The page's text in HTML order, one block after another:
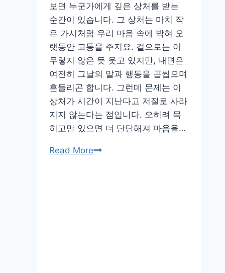
보면 누군가에게 깊은 상처를 받는
순간이 있습니다. 그 상처는 마치 작
은 가시처럼 우리 마음 속에 박혀 오
랫동안 고통을 주지요. 겉으로는 아
무렇지 않은 듯 웃고 있지만, 내면은
여전히 그날의 말과 행동을 곱씹으며
흔들리곤 합니다. 그런데 문제는 이
상처가 시간이 지난다고 저절로 사라
지지 않는다는 점입니다. 오히려 묵
히고만 있으면 더 단단해져 마음을…
Read More용